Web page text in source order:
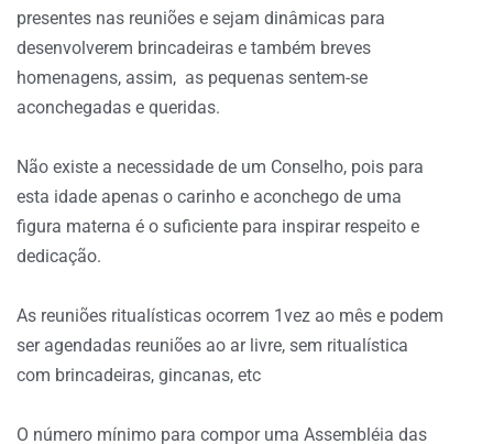
presentes nas reuniões e sejam dinâmicas para
desenvolverem brincadeiras e também breves
homenagens, assim, as pequenas sentem-se
aconchegadas e queridas.
Não existe a necessidade de um Conselho, pois para
esta idade apenas o carinho e aconchego de uma
figura materna é o suficiente para inspirar respeito e
dedicação.
As reuniões ritualísticas ocorrem 1vez ao mês e podem
ser agendadas reuniões ao ar livre, sem ritualística
com brincadeiras, gincanas, etc
O número mínimo para compor uma Assembléia das